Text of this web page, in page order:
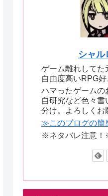
シャル
ゲーム離れしてた
自由度高いRPG好
ハマったゲームの
自研究など色々
分け。よろしくお
≫このブログの簡
※ネタバレ注意